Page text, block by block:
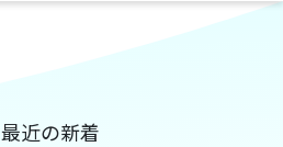
最近の新着